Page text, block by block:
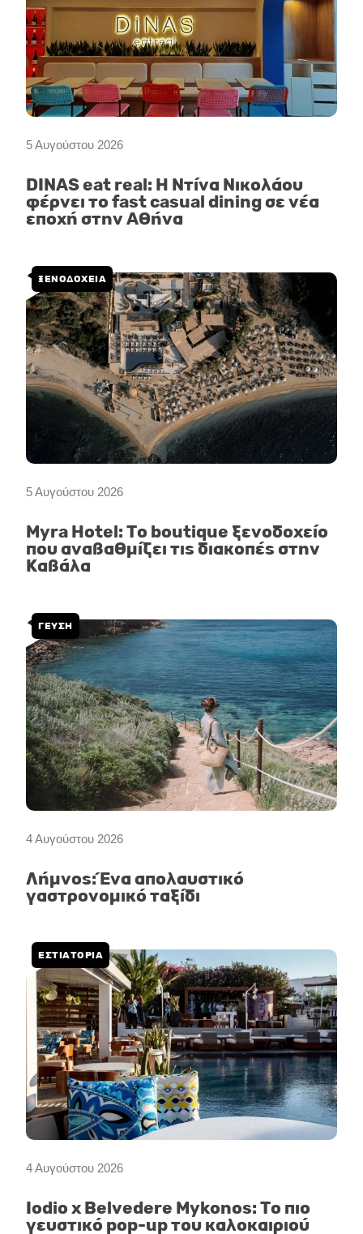
5 Αυγούστου 2026
DINAS eat real: Η Ντίνα Νικολάου
φέρνει το fast casual dining σε νέα
εποχή στην Αθήνα
5 Αυγούστου 2026
ΞΕΝΟΔΟΧΕΙΑ
Myra Hotel: Το boutique ξενοδοχείο
που αναβαθμίζει τις διακοπές στην
Καβάλα
4 Αυγούστου 2026
ΓΕΥΣΗ
Λήμνος: Ένα απολαυστικό
γαστρονομικό ταξίδι
4 Αυγούστου 2026
ΕΣΤΙΑΤΟΡΙΑ
Iodio x Belvedere Mykonos: Το πιο
γευστικό pop-up του καλοκαιριού